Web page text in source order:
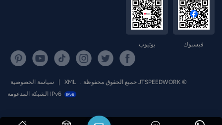
يوتيوب فيسبوك
© JTSPEEDWORK جميع الحقوق محفوظة . XML
سياسة الخصوصية
IPv6 الشبكة المدعومة